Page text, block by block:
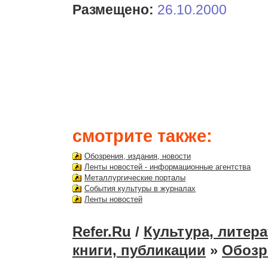
Размещено: 26.10.2000
смотрите также:
Обозрения, издания, новости
Ленты новостей - информационные агентства
Металлургические порталы
События культуры в журналах
Ленты новостей
Refer.Ru / Культура,
книги, публикации »